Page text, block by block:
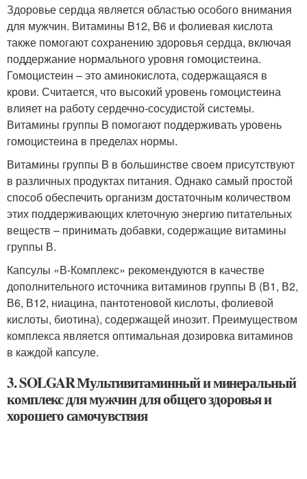
Здоровье сердца является областью особого внимания
для мужчин. Витамины B12, B6 и фолиевая кислота
также помогают сохранению здоровья сердца, включая
поддержание нормального уровня гомоцистеина.
Гомоцистеин – это аминокислота, содержащаяся в
крови. Считается, что высокий уровень гомоцистеина
влияет на работу сердечно-сосудистой системы.
Витамины группы B помогают поддерживать уровень
гомоцистеина в пределах нормы.
Витамины группы B в большинстве своем присутствуют
в различных продуктах питания. Однако самый простой
способ обеспечить организм достаточным количеством
этих поддерживающих клеточную энергию питательных
веществ – принимать добавки, содержащие витамины
группы В.
Капсулы «В-Комплекс» рекомендуются в качестве
дополнительного источника витаминов группы В (В1, В2,
В6, В12, ниацина, пантотеновой кислоты, фолиевой
кислоты, биотина), содержащей инозит. Преимуществом
комплекса является оптимальная дозировка витаминов
в каждой капсуле.
3. SOLGAR Мультивитаминный и минеральный
комплекс для мужчин для общего здоровья и
хорошего самочувствия